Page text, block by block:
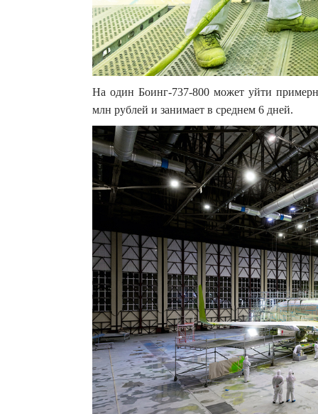
На один Боинг-737-800 может уйти
млн рублей и занимает в среднем 6 дней.